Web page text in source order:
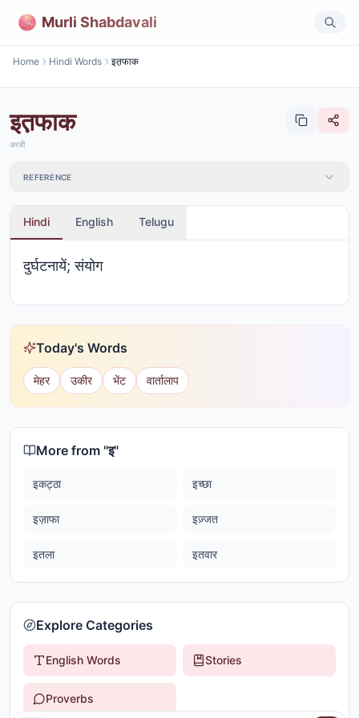
Murli Shabdavali
Home Hindi Words इत़फाक
इत़फाक
अरबी
REFERENCE
Hindi English Telugu
दुर्घटनायें; संयोग
Today's Words
मेहर उकीर भेंट वार्तालाप
More from "इ"
इकट्ठा इच्छा
इज़ाफा इज़्जत
इतला इतवार
Explore Categories
English Words Stories
Proverbs